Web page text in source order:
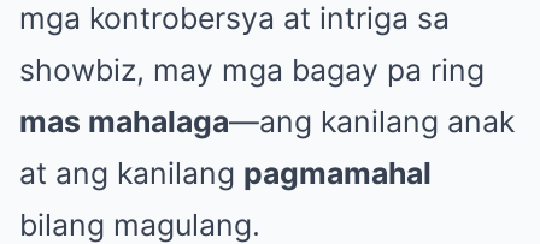
mga kontrobersya at intriga sa
showbiz, may mga bagay pa ring
mas mahalaga—ang kanilang anak
at ang kanilang pagmamahal
bilang magulang.